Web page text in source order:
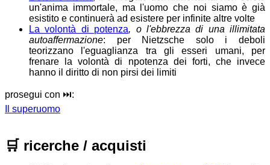
un'anima immortale, ma l'uomo che noi siamo è già
esistito e continuerà ad esistere per infinite altre volte
La volontà di potenza, o l'ebbrezza di una illimitata
autoaffermazione: per Nietzsche solo i deboli
teorizzano l'eguaglianza tra gli esseri umani, per
frenare la volontà di npotenza dei forti, che invece
hanno il diritto di non pirsi dei limiti
prosegui con ⏭️:
Il superuomo
🛒 ricerche / acquisti